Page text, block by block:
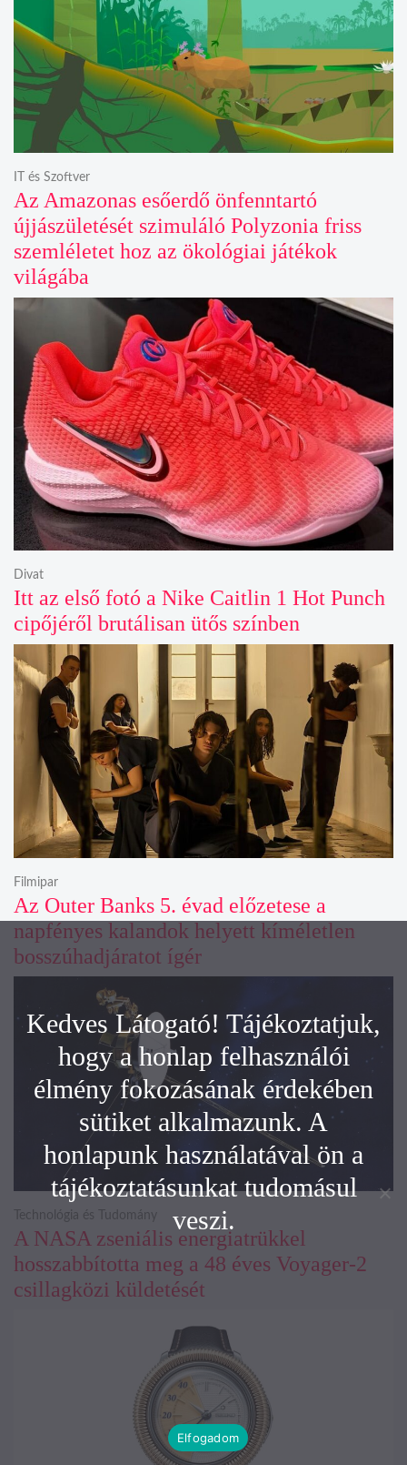
Az Amazonas esőerdő önfenntartó
újjászületését szimuláló Polyzonia friss
szemléletet hoz az ökológiai játékok
világába
IT és Szoftver
Itt az első fotó a Nike Caitlin 1 Hot Punch
cipőjéről brutálisan ütős színben
Divat
Az Outer Banks 5. évad előzetese a
napfényes kalandok helyett kíméletlen
bosszúhadjáratot ígér
Filmipar
A NASA zseniális energiatrükkel
hosszabbította meg a 48 éves Voyager-2
csillagközi küldetését
Technológia és Tudomány
Kedves Látogató! Tájékoztatjuk,
hogy a honlap felhasználói
élmény fokozásának érdekében
sütiket alkalmazunk. A
honlapunk használatával ön a
tájékoztatásunkat tudomásul
veszi.
Elfogadom